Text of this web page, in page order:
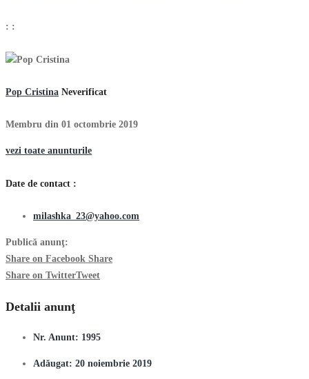
: :
Pop Cristina Neverificat
Membru din 01 octombrie 2019
vezi toate anunturile
Date de contact :
milashka_23@yahoo.com
Publică anunţ:
Share on Facebook Share
Share on TwitterTweet
Detalii anunţ
Nr. Anunt: 1995
Adăugat: 20 noiembrie 2019